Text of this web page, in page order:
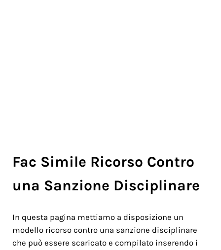
Fac Simile Ricorso Contro
una Sanzione Disciplinare
In questa pagina mettiamo a disposizione un
modello ricorso contro una sanzione disciplinare
che può essere scaricato e compilato inserendo i